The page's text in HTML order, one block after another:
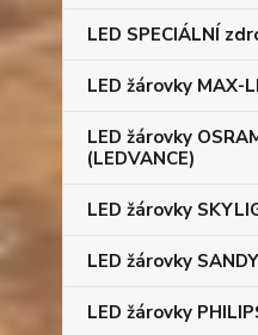
LED SPECIÁLNÍ
LED žárovky MAX-
LED žárovky
(LEDVANCE)
LED žárovky
LED žárovky SANDY
LED žárovky